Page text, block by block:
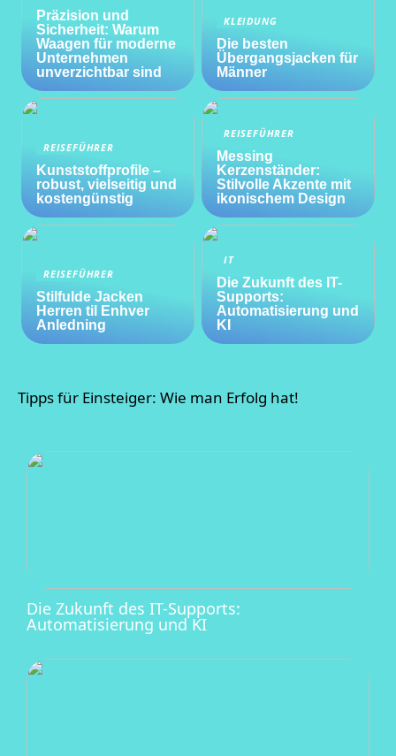
Präzision und
Sicherheit: Warum
Waagen für moderne
Unternehmen
unverzichtbar sind
KLEIDUNG
Die besten
Übergangsjacken für
Männer
REISEFÜHRER
Kunststoffprofile –
robust, vielseitig und
kostengünstig
REISEFÜHRER
Messing
Kerzenständer:
Stilvolle Akzente mit
ikonischem Design
REISEFÜHRER
Stilfulde Jacken
Herren til Enhver
Anledning
IT
Die Zukunft des IT-
Supports:
Automatisierung und
KI
Tipps für Einsteiger: Wie man Erfolg hat!
Die Zukunft des IT-Supports:
Automatisierung und KI